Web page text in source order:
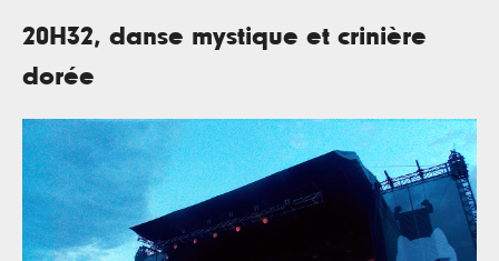
20H32, danse mystique et crinière
dorée